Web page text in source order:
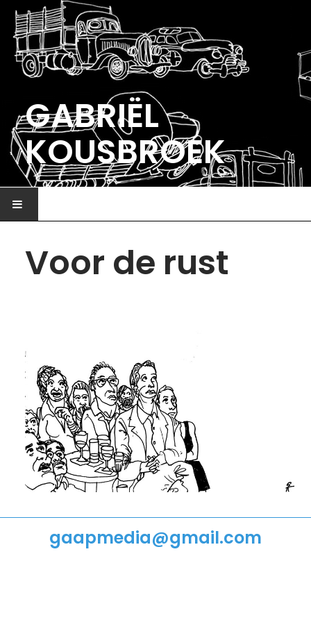
GABRIËL
KOUSBROEK
HOME
ILLUSTRATIE
PODIUM
VRIJ WERK
VIDEO
ANI
Voor de rust
gaapmedia@gmail.com